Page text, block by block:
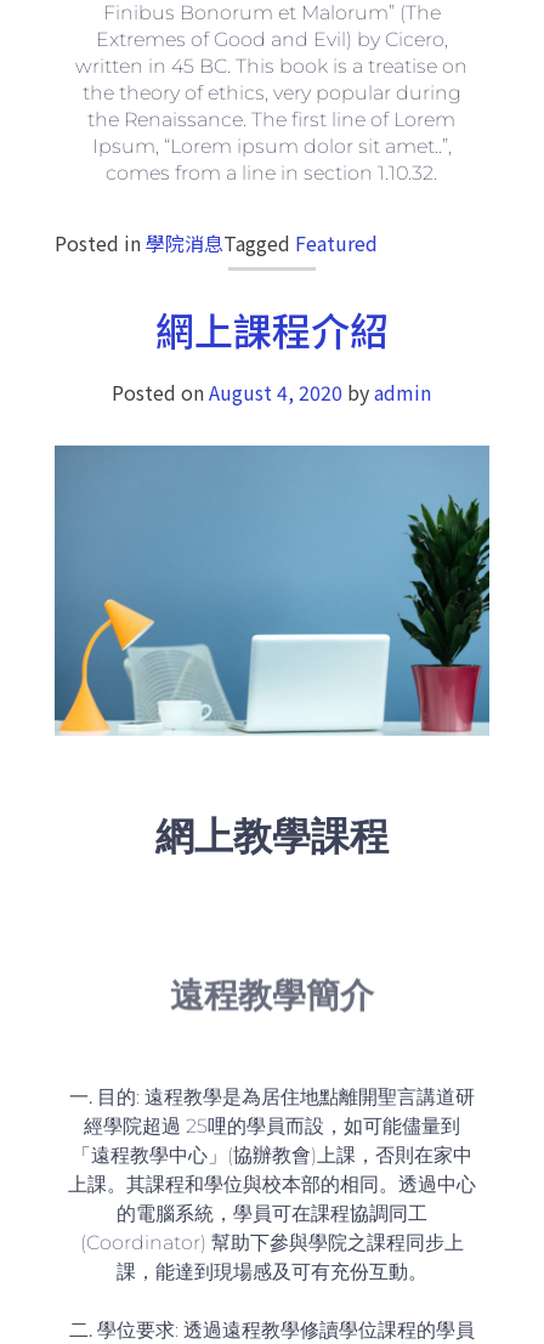
Finibus Bonorum et Malorum” (The
Extremes of Good and Evil) by Cicero,
written in 45 BC. This book is a treatise on
the theory of ethics, very popular during
the Renaissance. The first line of Lorem
Ipsum, “Lorem ipsum dolor sit amet..”,
comes from a line in section 1.10.32.
Posted in學院消息Tagged Featured
網上課程介紹
Posted onAugust 4, 2020 byadmin
網上教學課程
遠程教學簡介
一. 目的: 遠程教學是為居住地點離開聖言講道研
經學院超過 25哩的學員而設，如可能儘量到
「遠程教學中心」(協辦教會)上課，否則在家中
上課。其課程和學位與校本部的相同。透過中心
的電腦系統，學員可在課程協調同工
(Coordinator) 幫助下參與學院之課程同步上
課，能達到現場感及可有充份互動。
二. 學位要求: 透過遠程教學修讀學位課程的學員